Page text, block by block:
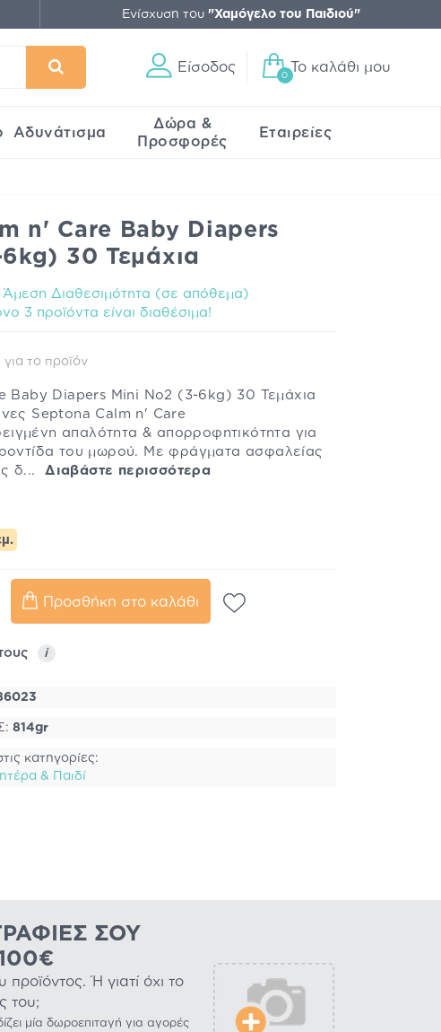
Ενίσχυση του "Χαμόγελο του Παιδιού"
Είσοδος
0
Το καλάθι μου
Αδυνάτισμα
Δώρα &
Προσφορές
Εταιρείες
n' Care Baby Diapers
30 Τεμάχια
Άμεση Διαθεσιμότητα (σε απόθεμα)
3 προϊόντα είναι διαθέσιμα!
το προϊόν
Baby Diapers Mini No2 (3-6kg) 30 Τεμάχια
Septona Calm n' Care
απαλότητα & απορροφητικότητα για
του μωρού. Με φράγματα ασφαλείας
δ...Διαβάστε περισσότερα
Προσθήκη στο καλάθι
i
814gr
κατηγορίες:
& Παιδί
ΣΟΥ
Ή γιατί όχι το
του;
μία δωροεπιταγή για αγορές